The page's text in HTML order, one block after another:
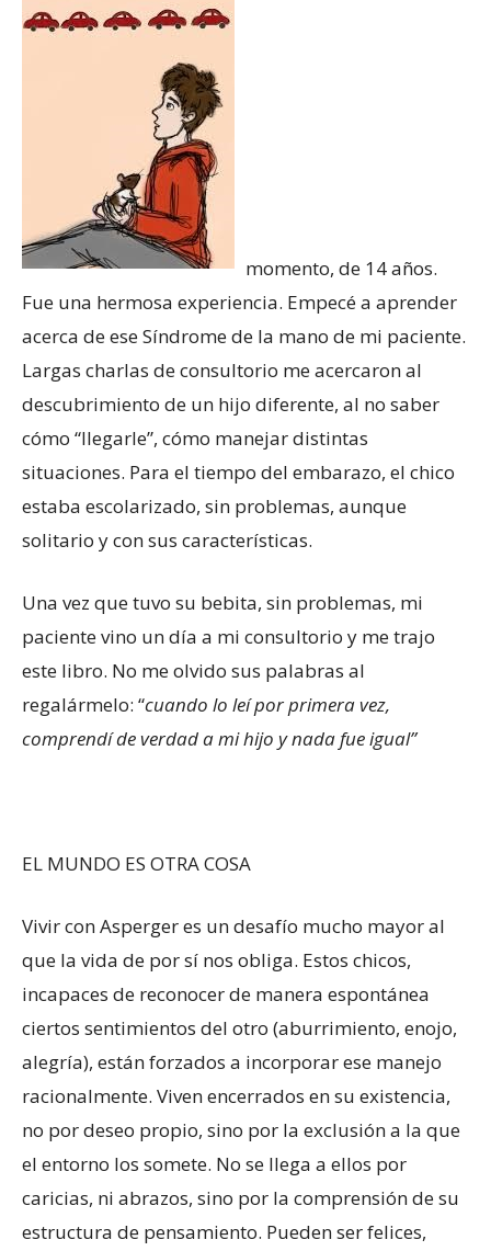
momento, de 14 años.
Fue una hermosa experiencia. Empecé a aprender
acerca de ese Síndrome de la mano de mi paciente.
Largas charlas de consultorio me acercaron al
descubrimiento de un hijo diferente, al no saber
cómo “llegarle”, cómo manejar distintas
situaciones. Para el tiempo del embarazo, el chico
estaba escolarizado, sin problemas, aunque
solitario y con sus características.
Una vez que tuvo su bebita, sin problemas, mi
paciente vino un día a mi consultorio y me trajo
este libro. No me olvido sus palabras al
regalármelo: “cuando lo leí por primera vez,
comprendí de verdad a mi hijo y nada fue igual”
EL MUNDO ES OTRA COSA
Vivir con Asperger es un desafío mucho mayor al
que la vida de por sí nos obliga. Estos chicos,
incapaces de reconocer de manera espontánea
ciertos sentimientos del otro (aburrimiento, enojo,
alegría), están forzados a incorporar ese manejo
racionalmente. Viven encerrados en su existencia,
no por deseo propio, sino por la exclusión a la que
el entorno los somete. No se llega a ellos por
caricias, ni abrazos, sino por la comprensión de su
estructura de pensamiento. Pueden ser felices,